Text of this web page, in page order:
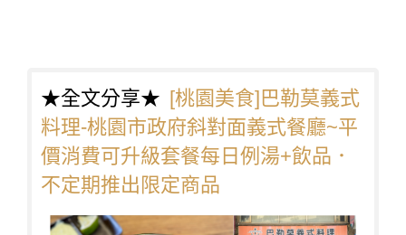
★全文分享★ [桃園美食]巴勒莫義式
料理-桃園市政府斜對面義式餐廳~平
價消費可升級套餐每日例湯+飲品．
不定期推出限定商品